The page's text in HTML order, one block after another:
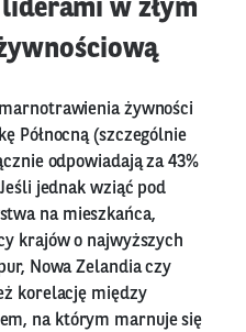
w złym
żywności
Północną (szczególnie
odpowiadają za 43%
jednak wziąć pod
na mieszkańca,
krajów o najwyższych
Nowa Zelandia czy
korelację między
na którym marnuje się